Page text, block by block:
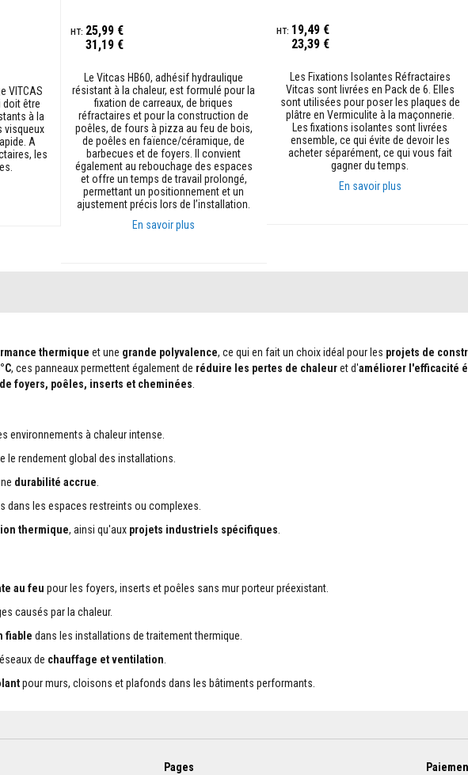
VITCAS
doit être
à la
visqueux
A
les
31,19 €
25,99 €
Le Vitcas HB60, adhésif hydraulique
résistant à la chaleur, est formulé pour la
fixation de carreaux, de briques
réfractaires et pour la construction de
poêles, de fours à pizza au feu de bois,
de poêles en faïence/céramique, de
barbecues et de foyers. Il convient
également au rebouchage des espaces
et offre un temps de travail prolongé,
permettant un positionnement et un
ajustement précis lors de l’installation.
En savoir plus
23,39 €
19,49 €
Les Fixations Isolantes Réfractaires
Vitcas sont livrées en Pack de 6. Elles
sont utilisées pour poser les plaques de
plâtre en Vermiculite à la maçonnerie.
Les fixations isolantes sont livrées
ensemble, ce qui évite de devoir les
acheter séparément, ce qui vous fait
gagner du temps.
En savoir plus
thermique et une grande polyvalence, ce qui en fait un choix idéal pour les projets de
, ces panneaux permettent également de réduire les pertes de chaleuret d'améliorer l'efficacité
foyers, poêles, inserts et cheminées
environnements à chaleur intense.
le rendement global des installations.
durabilité accrue
dans les espaces restreints ou complexes.
thermique, ainsi qu'aux projets industriels spécifiques
au feu pour les foyers, inserts et poêles sans mur porteur préexistant.
causés par la chaleur.
fiable dans les installations de traitement thermique.
de chauffage et ventilation
pour murs, cloisons et plafonds dans les bâtiments performants.
Pages